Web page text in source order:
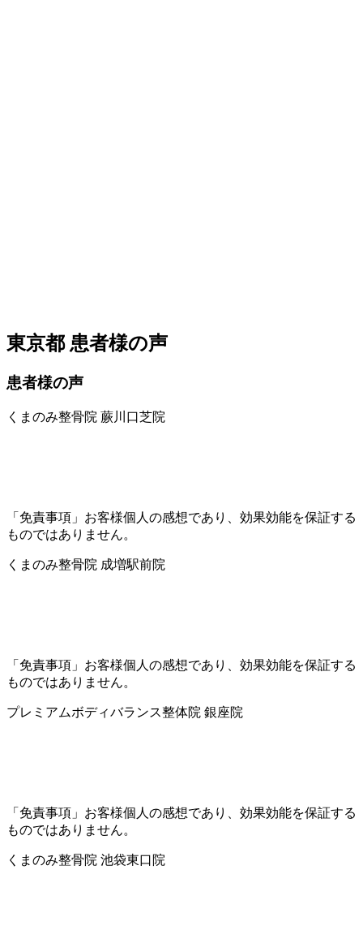
東京都 患者様の声
患者様の声
くまのみ整骨院 蕨川口芝院
「免責事項」お客様個人の感想であり、効果効能を保証する
ものではありません。
くまのみ整骨院 成増駅前院
「免責事項」お客様個人の感想であり、効果効能を保証する
ものではありません。
プレミアムボディバランス整体院 銀座院
「免責事項」お客様個人の感想であり、効果効能を保証する
ものではありません。
くまのみ整骨院 池袋東口院